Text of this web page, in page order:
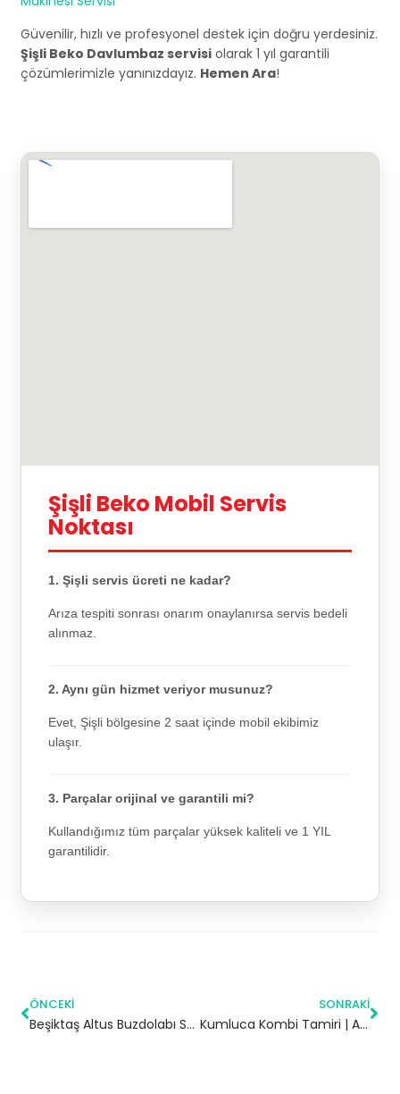
Güvenilir, hızlı ve profesyonel destek için doğru yerdesiniz.
Şişli Beko Davlumbaz servisi olarak 1 yıl garantili
çözümlerimizle yanınızdayız. Hemen Ara!
Şişli Beko Mobil Servis
Noktası
1. Şişli servis ücreti ne kadar?
Arıza tespiti sonrası onarım onaylanırsa servis bedeli
alınmaz.
2. Aynı gün hizmet veriyor musunuz?
Evet, Şişli bölgesine 2 saat içinde mobil ekibimiz
ulaşır.
3. Parçalar orijinal ve garantili mi?
Kullandığımız tüm parçalar yüksek kaliteli ve 1 YIL
garantilidir.
ÖNCEKI
Beşiktaş Altus Buzdolabı Servisi – 7/24 Teknik Servis
SONRAKI
Kumluca Kombi Tamiri | Antalya